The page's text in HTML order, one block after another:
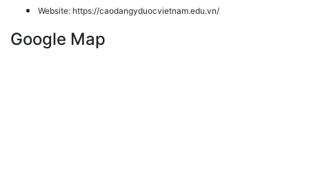
Website: https://caodangyduocvietnam.edu.vn/
Google Map